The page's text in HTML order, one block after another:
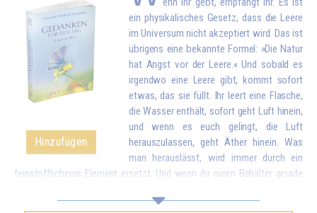
Hinzufügen
ein physikalisches Gesetz, dass die Leere
im Universum nicht akzeptiert wird. Das ist
übrigens eine bekannte Formel: »Die Natur
hat Angst vor der Leere.« Und sobald es
irgendwo eine Leere gibt, kommt sofort
etwas, das sie füllt. Ihr leert eine Flasche,
die Wasser enthält, sofort geht Luft hinein,
und wenn es euch gelingt, die Luft
herauszulassen, geht Äther hinein. Was
man herauslässt, wird immer durch ein
feinstofflicheres Element ersetzt. Und wenn ihr euren Behälter gerade
Geschöpfen gegeben habt, kommt sofort etwas von oben, um euch zu